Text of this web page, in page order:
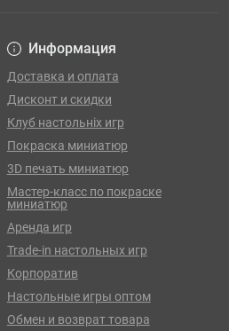
Информация
Доставка и оплата
Дисконт и скидки
Клуб настольніх игр
Покраска миниатюр
3D печать миниатюр
Мастер-класс по покраске
миниатюр
Аренда игр
Trade-in настольных игр
Корпоратив
Настольные игры оптом
Обмен и возврат товара